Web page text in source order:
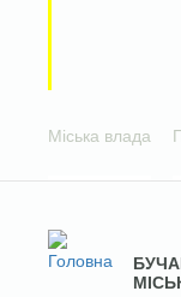
Міська влада